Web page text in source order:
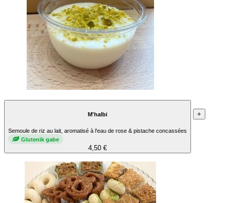
M'halbi
Semoule de riz au lait, aromatisé à l'eau de rose & pistache concassées
Glutenik gabe
4,50 €
+